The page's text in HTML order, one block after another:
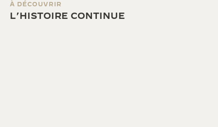
À DÉCOUVRIR
L’HISTOIRE CONTINUE